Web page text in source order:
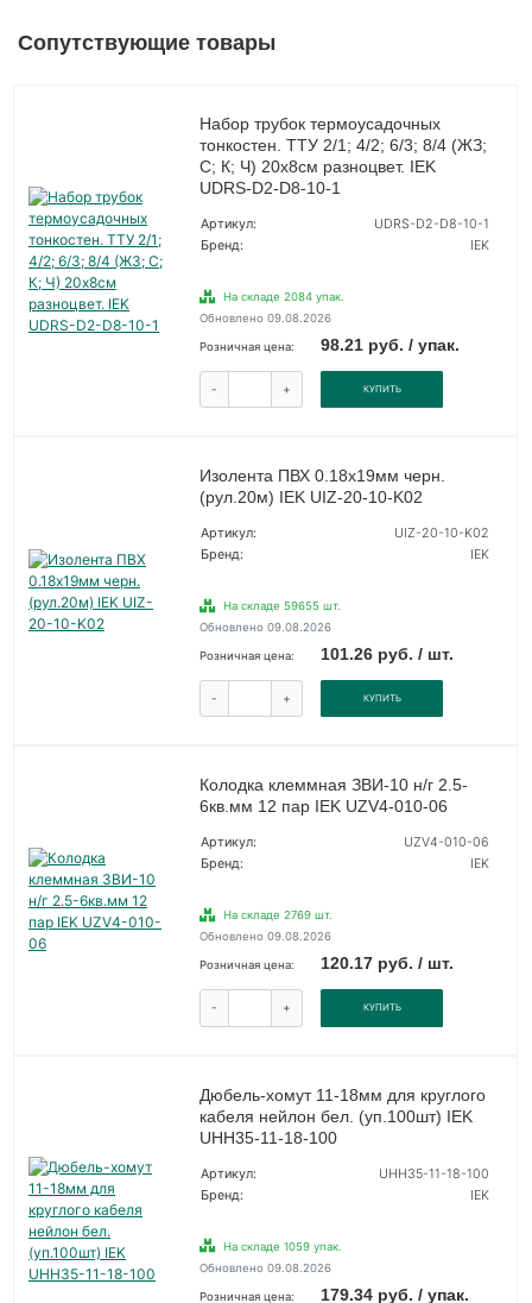
Сопутствующие товары
Набор трубок термоусадочных
тонкостен. ТТУ 2/1; 4/2; 6/3; 8/4 (ЖЗ;
С; К; Ч) 20х8см разноцвет. IEK
UDRS-D2-D8-10-1
Артикул:
UDRS-D2-D8-10-1
Бренд:
IEK
На складе 2084 упак.
Обновлено 09.08.2026
Розничная цена: 98.21 руб. / упак.
- + КУПИТЬ
Изолента ПВХ 0.18х19мм черн.
(рул.20м) IEK UIZ-20-10-K02
Артикул:
UIZ-20-10-K02
Бренд:
IEK
На складе 59655 шт.
Обновлено 09.08.2026
Розничная цена: 101.26 руб. / шт.
- + КУПИТЬ
Колодка клеммная ЗВИ-10 н/г 2.5-
6кв.мм 12 пар IEK UZV4-010-06
Артикул:
UZV4-010-06
Бренд:
IEK
На складе 2769 шт.
Обновлено 09.08.2026
Розничная цена: 120.17 руб. / шт.
- + КУПИТЬ
Дюбель-хомут 11-18мм для круглого
кабеля нейлон бел. (уп.100шт) IEK
UHH35-11-18-100
Артикул:
UHH35-11-18-100
Бренд:
IEK
На складе 1059 упак.
Обновлено 09.08.2026
Розничная цена: 179.34 руб. / упак.